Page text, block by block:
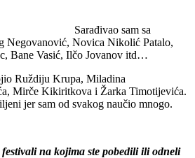
sam sa
Negovanović, Novica Nikolić Patalo,
Bane Vasić, Ilčo Jovanov itd…
Ruždiju Krupa, Miladina
Mirče Kikiritkova i Žarka Timotijevića.
jer sam od svakog naučio mnogo.
festivali na kojima ste pobedili ili odneli